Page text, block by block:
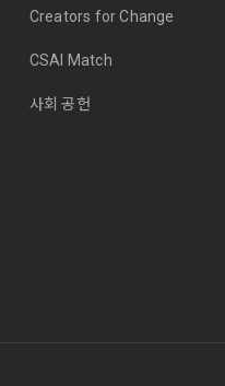
Creators for Change
CSAI Match
사회 공헌